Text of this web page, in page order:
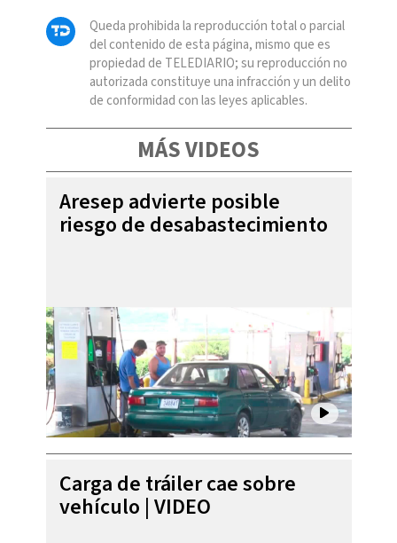
Queda prohibida la reproducción total o parcial
del contenido de esta página, mismo que es
propiedad de TELEDIARIO; su reproducción no
autorizada constituye una infracción y un delito
de conformidad con las leyes aplicables.
MÁS VIDEOS
Aresep advierte posible
riesgo de desabastecimiento
Carga de tráiler cae sobre
vehículo | VIDEO